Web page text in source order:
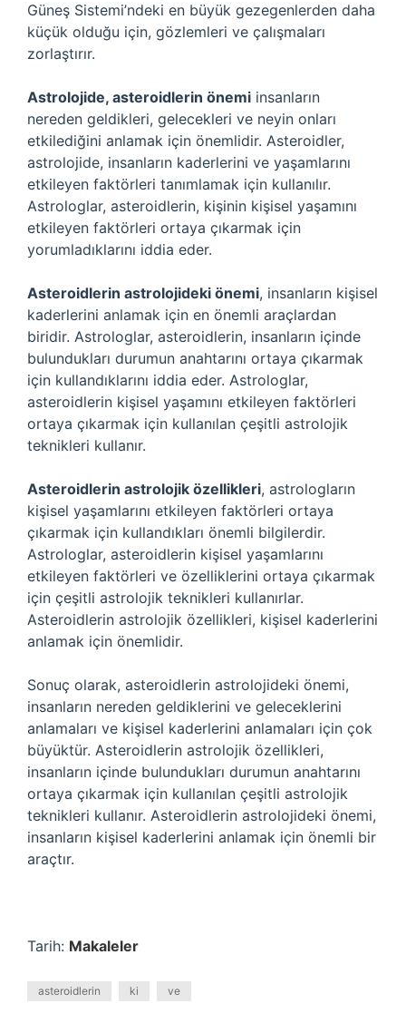
Güneş Sistemi’ndeki en büyük gezegenlerden daha
küçük olduğu için, gözlemleri ve çalışmaları
zorlaştırır.
Astrolojide, asteroidlerin önemi insanların
nereden geldikleri, gelecekleri ve neyin onları
etkilediğini anlamak için önemlidir. Asteroidler,
astrolojide, insanların kaderlerini ve yaşamlarını
etkileyen faktörleri tanımlamak için kullanılır.
Astrologlar, asteroidlerin, kişinin kişisel yaşamını
etkileyen faktörleri ortaya çıkarmak için
yorumladıklarını iddia eder.
Asteroidlerin astrolojideki önemi, insanların kişisel
kaderlerini anlamak için en önemli araçlardan
biridir. Astrologlar, asteroidlerin, insanların içinde
bulundukları durumun anahtarını ortaya çıkarmak
için kullandıklarını iddia eder. Astrologlar,
asteroidlerin kişisel yaşamını etkileyen faktörleri
ortaya çıkarmak için kullanılan çeşitli astrolojik
teknikleri kullanır.
Asteroidlerin astrolojik özellikleri, astrologların
kişisel yaşamlarını etkileyen faktörleri ortaya
çıkarmak için kullandıkları önemli bilgilerdir.
Astrologlar, asteroidlerin kişisel yaşamlarını
etkileyen faktörleri ve özelliklerini ortaya çıkarmak
için çeşitli astrolojik teknikleri kullanırlar.
Asteroidlerin astrolojik özellikleri, kişisel kaderlerini
anlamak için önemlidir.
Sonuç olarak, asteroidlerin astrolojideki önemi,
insanların nereden geldiklerini ve geleceklerini
anlamaları ve kişisel kaderlerini anlamaları için çok
büyüktür. Asteroidlerin astrolojik özellikleri,
insanların içinde bulundukları durumun anahtarını
ortaya çıkarmak için kullanılan çeşitli astrolojik
teknikleri kullanır. Asteroidlerin astrolojideki önemi,
insanların kişisel kaderlerini anlamak için önemli bir
araçtır.
Tarih: Makaleler
asteroidlerin ki ve